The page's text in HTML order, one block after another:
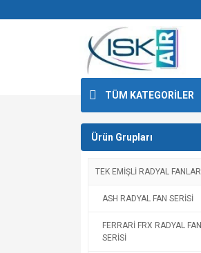
TÜM KATEGORİLER
Ürün Grupları
TEK EMİŞLİ RADYAL FANLAR
ASH RADYAL FAN SERİSİ
FERRARİ FRX RADYAL FAN
SERİSİ